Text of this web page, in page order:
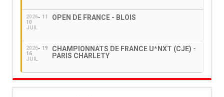
2026
10
JUIL
11 OPEN DE FRANCE - BLOIS
2026
16
JUIL
19
CHAMPIONNATS DE FRANCE U*NXT (CJE) -
PARIS CHARLETY